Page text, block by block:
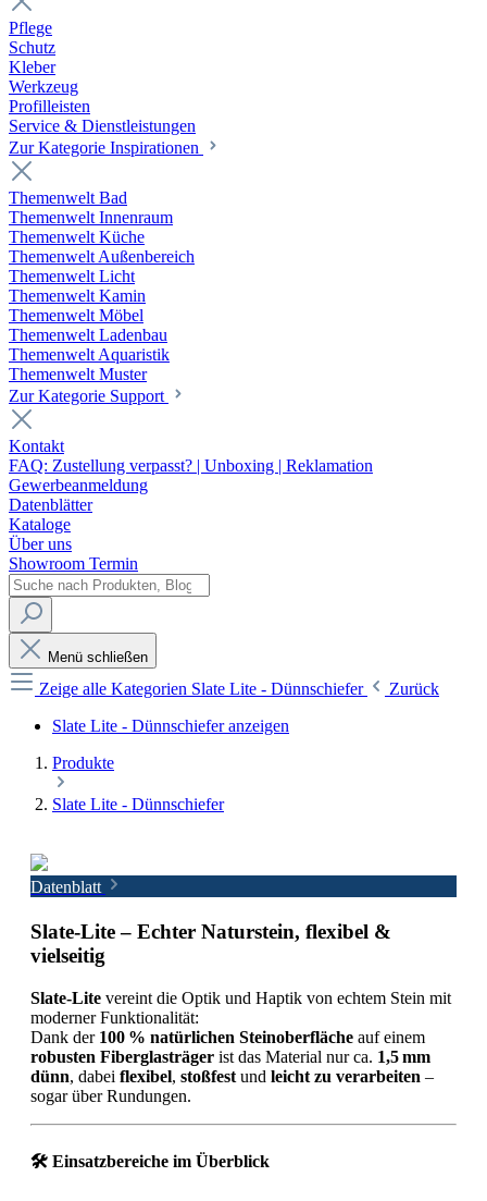
Pflege
Schutz
Kleber
Werkzeug
Profilleisten
Service & Dienstleistungen
Zur Kategorie Inspirationen
Themenwelt Bad
Themenwelt Innenraum
Themenwelt Küche
Themenwelt Außenbereich
Themenwelt Licht
Themenwelt Kamin
Themenwelt Möbel
Themenwelt Ladenbau
Themenwelt Aquaristik
Themenwelt Muster
Zur Kategorie Support
Kontakt
FAQ: Zustellung verpasst? | Unboxing | Reklamation
Gewerbeanmeldung
Datenblätter
Kataloge
Über uns
Showroom Termin
Menü schließen
Zeige alle Kategorien Slate Lite - Dünnschiefer
Zurück
Slate Lite - Dünnschiefer anzeigen
Produkte
Slate Lite - Dünnschiefer
Datenblatt
Slate-Lite – Echter Naturstein, flexibel &
vielseitig
Slate-Lite vereint die Optik und Haptik von echtem Stein mit
moderner Funktionalität:
Dank der 100 % natürlichen Steinoberfläche auf einem
robusten Fiberglasträger ist das Material nur ca. 1,5 mm
dünn, dabei flexibel, stoßfest und leicht zu verarbeiten –
sogar über Rundungen.
🛠️ Einsatzbereiche im Überblick